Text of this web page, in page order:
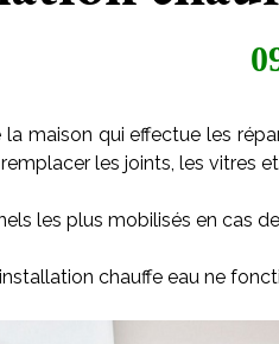
maison qui effectue les
les joints, les vitres
les plus mobilisés en cas
chauffe eau ne